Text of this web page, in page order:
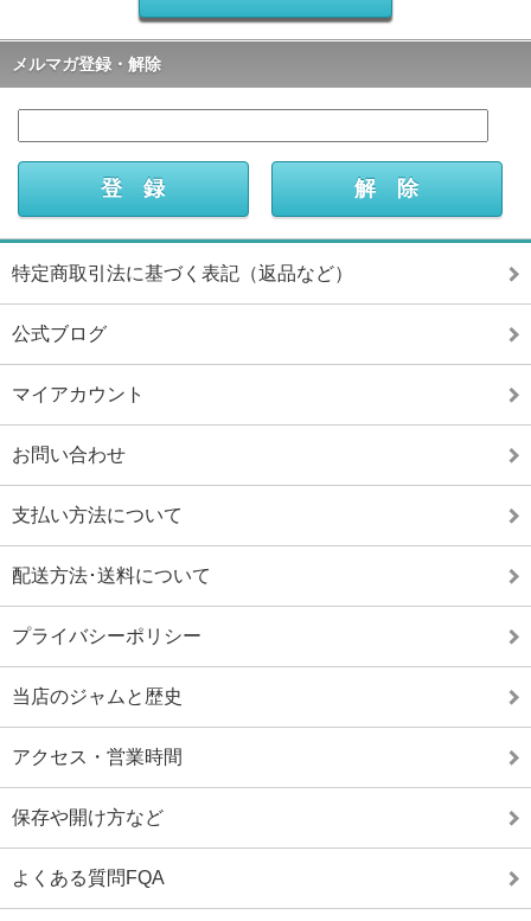
メルマガ登録・解除
特定商取引法に基づく表記（返品など）
公式ブログ
マイアカウント
お問い合わせ
支払い方法について
配送方法･送料について
プライバシーポリシー
当店のジャムと歴史
アクセス・営業時間
保存や開け方など
よくある質問FQA